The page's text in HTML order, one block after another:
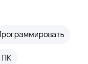
ПК